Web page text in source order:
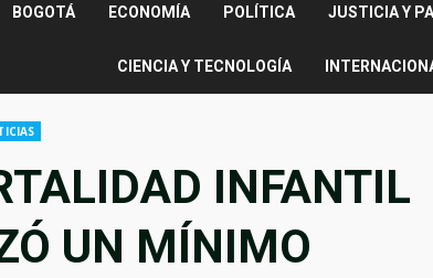
BOGOTÁ ECONOMÍA POLÍTICA JUSTICIA Y
CIENCIA Y TECNOLOGÍA
INFANTIL
UN MÍNIMO